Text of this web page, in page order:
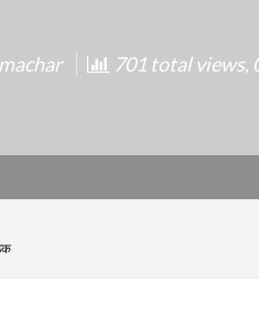
701 total views,